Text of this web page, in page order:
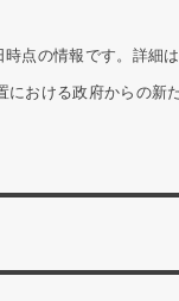
点の情報です。詳細
おける政府からの新